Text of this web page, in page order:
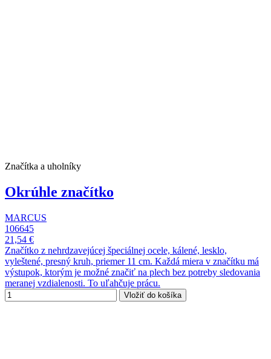
Značítka a uholníky
Okrúhle značítko
MARCUS
106645
21,54 €
Značítko z nehrdzavejúcej špeciálnej ocele, kálené, lesklo,
vyleštené, presný kruh, priemer 11 cm. Každá miera v značítku má
výstupok, ktorým je možné značiť na plech bez potreby sledovania
meranej vzdialenosti. To uľahčuje prácu.
Vložiť do košíka